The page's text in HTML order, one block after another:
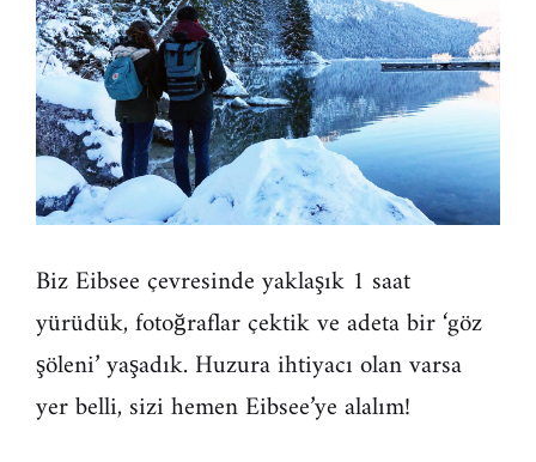
Biz Eibsee çevresinde yaklaşık 1 saat
yürüdük, fotoğraflar çektik ve adeta bir ‘göz
şöleni’ yaşadık. Huzura ihtiyacı olan varsa
yer belli, sizi hemen Eibsee’ye alalım!